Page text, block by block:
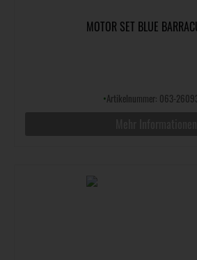
MOTOR SET BLUE
•Artikelnummer: 063-